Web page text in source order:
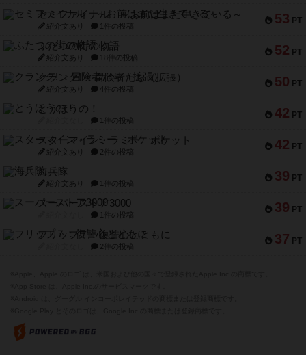
53 PT
セミファイナル ～お前はまだ生きている～
紹介文あり 1件の投稿
52 PT
ふたつの街の物語
紹介文あり 18件の投稿
50 PT
クランク! ：冒険者たち（拡張）
紹介文あり 4件の投稿
42 PT
とうほうの！
1件の投稿
42 PT
スターマイン・ラミー ポケット
紹介文あり 2件の投稿
39 PT
海兵隊
紹介文あり 1件の投稿
39 PT
スーパーストア3000
1件の投稿
37 PT
フリップ７：復讐心とともに
2件の投稿